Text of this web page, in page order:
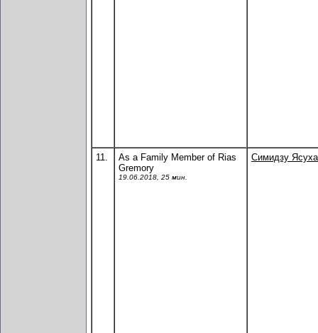
11.
As a Family Member of Rias
Gremory
19.06.2018, 25 мин.
Симидзу